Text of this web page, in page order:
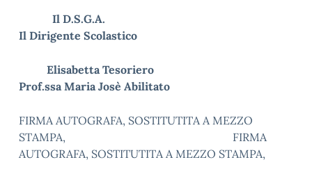
Il D.S.G.A.
Il Dirigente Scolastico
Elisabetta Tesoriero
Prof.ssa Maria Josè Abilitato
FIRMA AUTOGRAFA, SOSTITUTITA A MEZZO
STAMPA, FIRMA
AUTOGRAFA, SOSTITUTITA A MEZZO STAMPA,